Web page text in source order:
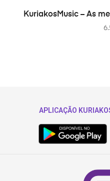
KuriakosMusic – As
APLICAÇÃO